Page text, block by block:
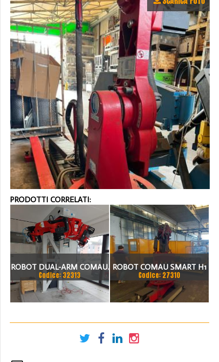
PRODOTTI CORRELATI:
ROBOT DUAL-ARM COMAU.
IL SISTEMA COSTITUITO
DA UNA CELLA RML E DA
CIAS= CUNO CON SEI
Codice: 32313
ROBOT COMAU SMART H1
ANNO 1997
Codice: 27310